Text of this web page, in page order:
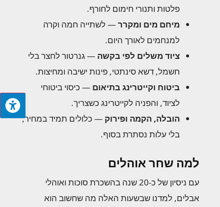
פלטות ותנורי חימום לחורף.
מיחם מים ומקרר— לשתייה חמה וקרה
למנחמים לאורך היום.
ציוד משלים לפי בקשה — גנרטור לחצר בלי
חשמל, דשא סינתטי, פינות ישיבה ומחיצות.
ביטוח וקייטרינג בתיאום — כיסוי ביטוחי
לציוד, והפניה לקייטרינג כשצריך.
הובלה, הקמה ופירוק — כלולים תמיד במחיר,
בלי עלות נסתרת בסוף.
למה שחר אוהלים
עם ניסיון של כ-20 שנה בהשכרת סוכות ואוהלי
אבלים, למדנו שבשעות האלה מה שחשוב הוא